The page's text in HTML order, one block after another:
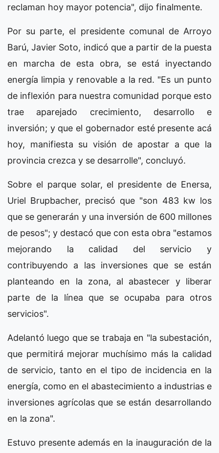
reclaman hoy mayor potencia", dijo finalmente.
Por su parte, el presidente comunal de Arroyo
Barú, Javier Soto, indicó que a partir de la puesta
en marcha de esta obra, se está inyectando
energía limpia y renovable a la red. "Es un punto
de inflexión para nuestra comunidad porque esto
trae aparejado crecimiento, desarrollo e
inversión; y que el gobernador esté presente acá
hoy, manifiesta su visión de apostar a que la
provincia crezca y se desarrolle", concluyó.
Sobre el parque solar, el presidente de Enersa,
Uriel Brupbacher, precisó que "son 483 kw los
que se generarán y una inversión de 600 millones
de pesos"; y destacó que con esta obra "estamos
mejorando la calidad del servicio y
contribuyendo a las inversiones que se están
planteando en la zona, al abastecer y liberar
parte de la línea que se ocupaba para otros
servicios".
Adelantó luego que se trabaja en "la subestación,
que permitirá mejorar muchísimo más la calidad
de servicio, tanto en el tipo de incidencia en la
energía, como en el abastecimiento a industrias e
inversiones agrícolas que se están desarrollando
en la zona".
Estuvo presente además en la inauguración de la